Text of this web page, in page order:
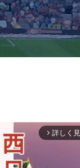
arrow_forward_ios 詳しく